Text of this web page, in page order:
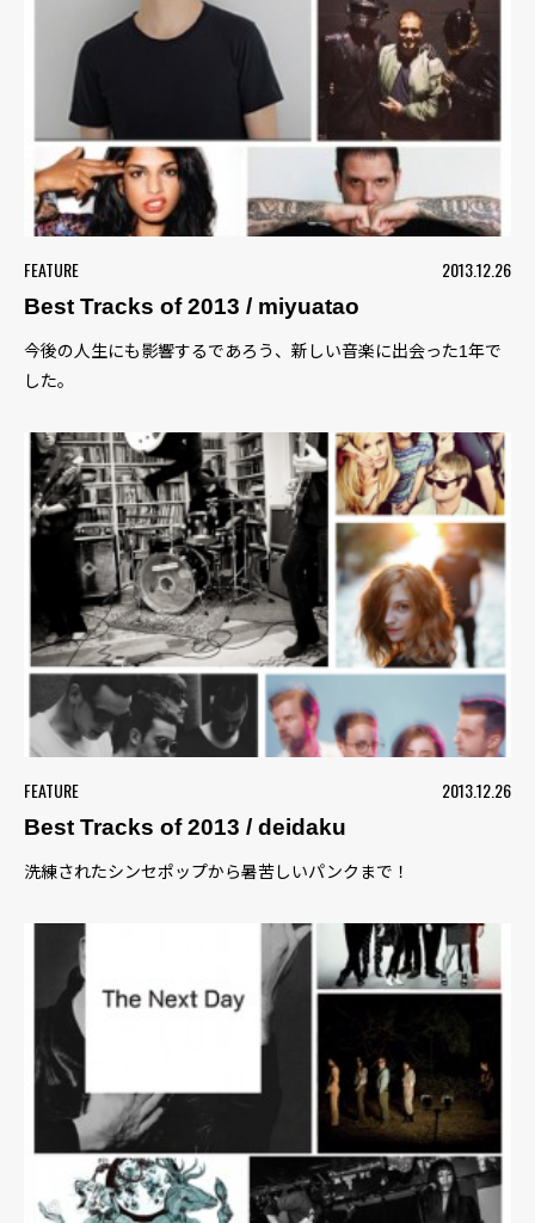
FEATURE
2013.12.26
Best Tracks of 2013 / miyuatao
今後の人生にも影響するであろう、新しい音楽に出会った1年で
した。
FEATURE
2013.12.26
Best Tracks of 2013 / deidaku
洗練されたシンセポップから暑苦しいパンクまで！